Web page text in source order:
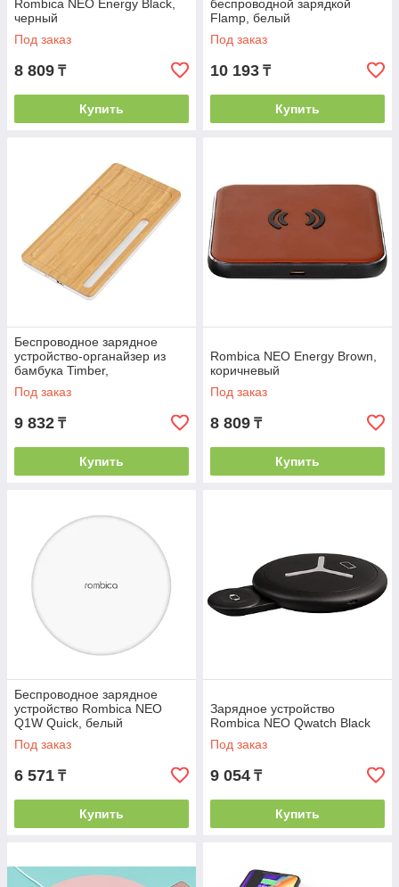
Rombica NEO Energy Black,
черный
Под заказ
8 809 ₸
Купить
беспроводной зарядкой
Flamp, белый
Под заказ
10 193 ₸
Купить
Беспроводное зарядное
устройство-органайзер из
бамбука Timber,
натуральный/белый
Под заказ
9 832 ₸
Купить
Rombica NEO Energy Brown,
коричневый
Под заказ
8 809 ₸
Купить
Беспроводное зарядное
устройство Rombica NEO
Q1W Quick, белый
Под заказ
6 571 ₸
Купить
Зарядное устройство
Rombica NEO Qwatch Black
Под заказ
9 054 ₸
Купить